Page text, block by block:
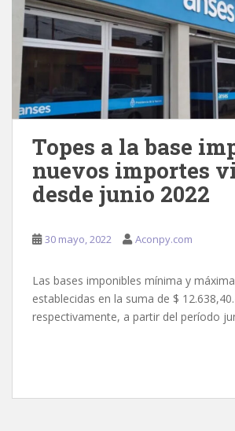
Topes a la base
nuevos importes
desde junio 2022
30 mayo, 2022 Aconpy.com
Las bases imponibles mínima y
establecidas en la suma de $
respectivamente, a partir del período